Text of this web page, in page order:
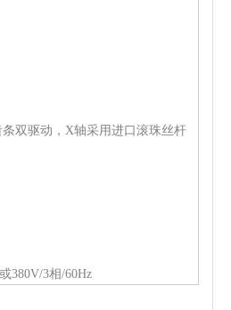
双驱动，X轴采用进口滚珠丝杆
380V/3相/60Hz